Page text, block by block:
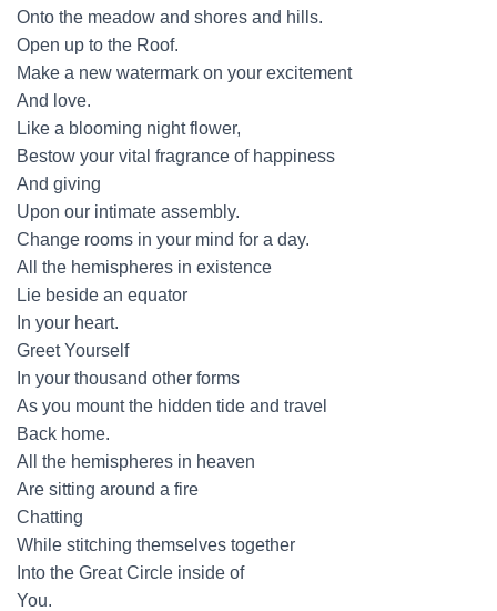
Onto the meadow and shores and hills.
Open up to the Roof.
Make a new watermark on your excitement
And love.
Like a blooming night flower,
Bestow your vital fragrance of happiness
And giving
Upon our intimate assembly.
Change rooms in your mind for a day.
All the hemispheres in existence
Lie beside an equator
In your heart.
Greet Yourself
In your thousand other forms
As you mount the hidden tide and travel
Back home.
All the hemispheres in heaven
Are sitting around a fire
Chatting
While stitching themselves together
Into the Great Circle inside of
You.